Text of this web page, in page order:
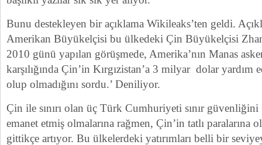
Bunu destekleyen bir açıklama Wikileaks’ten geldi.
Amerikan Büyükelçisi bu ülkedeki Çin Büyükelçisi
2010 günü yapılan görüşmede, Amerika’nın Manas
karşılığında Çin’in Kırgızistan’a 3 milyar dolar yardım
olup olmadığını sordu.’ Deniliyor.
Çin ile sınırı olan üç Türk Cumhuriyeti sınır güvenliğini
emanet etmiş olmalarına rağmen, Çin’in tatlı paralarına
gittikçe artıyor. Bu ülkelerdeki yatırımları belli bir